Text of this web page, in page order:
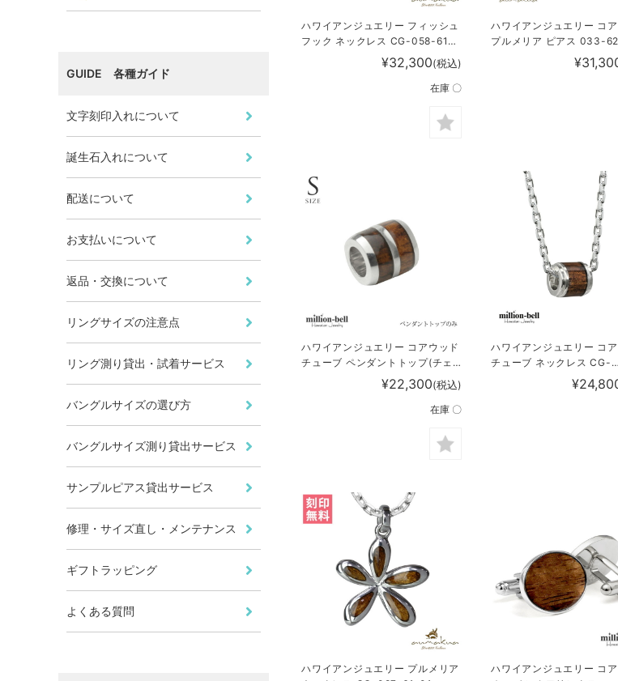
GUIDE 各種ガイド
文字刻印入れについて
誕生石入れについて
配送について
お支払いについて
返品・交換について
リングサイズの注意点
リング測り貸出・試着サービス
バングルサイズの選び方
バングルサイズ測り貸出サービス
サンプルピアス貸出サービス
修理・サイズ直し・メンテナンス
ギフトラッピング
よくある質問
ハワイアンジュエリー フィッシュ
フック ネックレス CG-058-61-
¥32,300(税込)
在庫 〇
ハワイアンジュエリー コ
プルメリア ピアス 033-
ハワイアンジュエリー コアウッド
チューブ ペンダントトップ(チェ
ーン別売) SWP1005¥22,300(税込)
在庫 〇
ハワイアンジュエリー コ
チューブ ネックレス CG-
ハワイアンジュエリー プルメリア
ハワイアンジュエリー コ